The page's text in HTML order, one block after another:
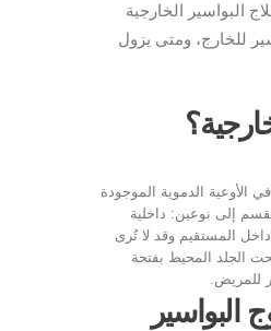
الخارجية
للخارج، ومتى يزول
الأوعية الدموية الموجودة
إلى نوعين: داخلية
داخل المستقيم وقد لا تُرى
الجلد المحيط بفتحة
للمريض.